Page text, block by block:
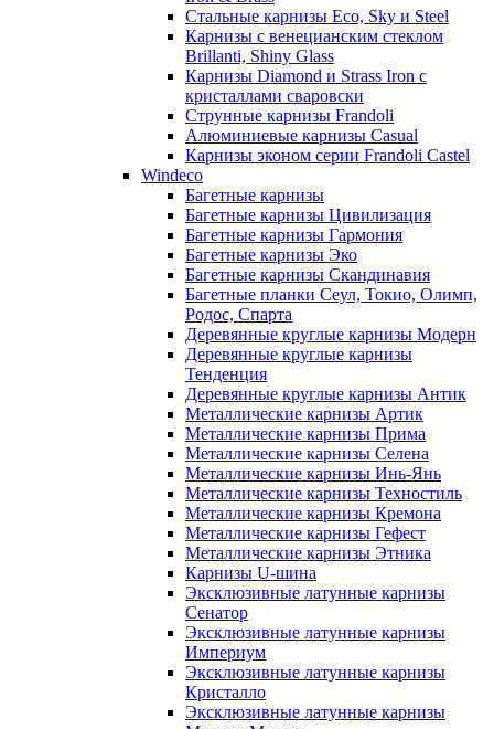
Стальные карнизы Eco, Sky и Steel
Карнизы с венецианским стеклом
Brillanti, Shiny Glass
Карнизы Diamond и Strass Iron с
кристаллами сваровски
Струнные карнизы Frandoli
Алюминиевые карнизы Casual
Карнизы эконом серии Frandoli Castel
Windeco
Багетные карнизы
Багетные карнизы Цивилизация
Багетные карнизы Гармония
Багетные карнизы Эко
Багетные карнизы Скандинавия
Багетные планки Сеул, Токио, Олимп,
Родос, Спарта
Деревянные круглые карнизы Модерн
Деревянные круглые карнизы
Тенденция
Деревянные круглые карнизы Антик
Металлические карнизы Артик
Металлические карнизы Прима
Металлические карнизы Селена
Металлические карнизы Инь-Янь
Металлические карнизы Техностиль
Металлические карнизы Кремона
Металлические карнизы Гефест
Металлические карнизы Этника
Карнизы U-шина
Эксклюзивные латунные карнизы
Сенатор
Эксклюзивные латунные карнизы
Империум
Эксклюзивные латунные карнизы
Кристалло
Эксклюзивные латунные карнизы